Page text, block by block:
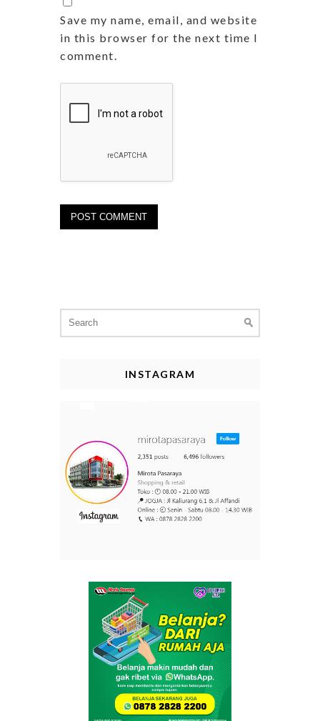
Save my name, email, and website
in this browser for the next time I
comment.
for:
INSTAGRAM